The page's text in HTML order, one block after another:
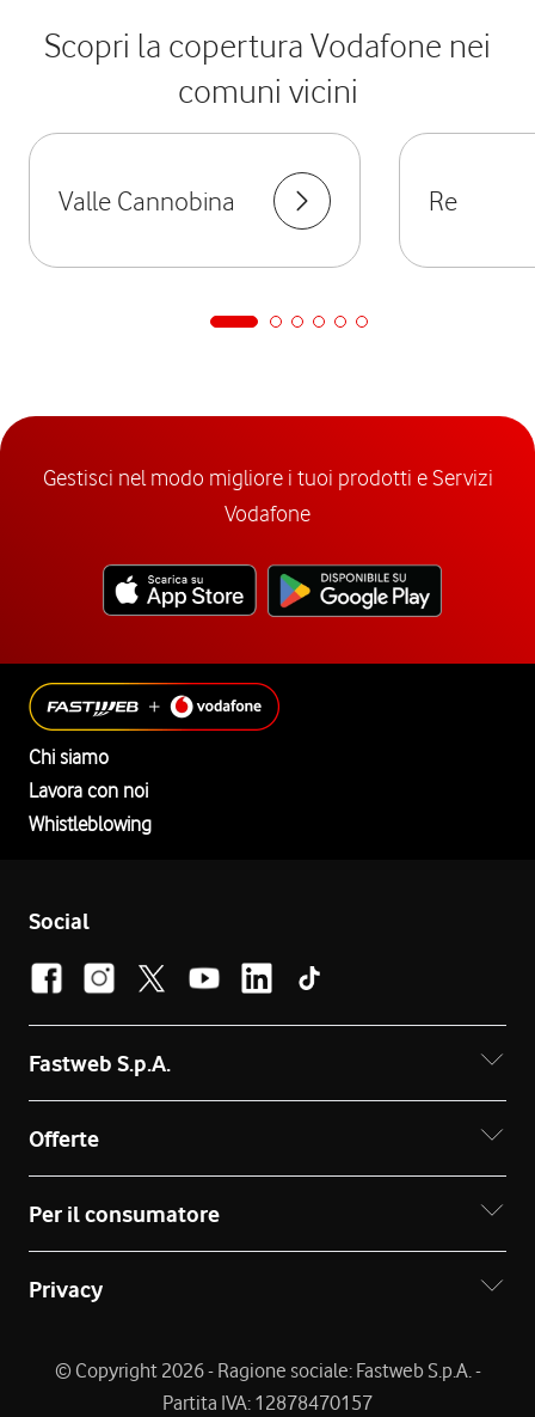
Scopri la copertura Vodafone nei
comuni vicini
Valle Cannobina Re
Gestisci nel modo migliore i tuoi prodotti e Servizi
Vodafone
Chi siamo
Lavora con noi
Whistleblowing
Social
Fastweb S.p.A.
Offerte
Per il consumatore
Privacy
© Copyright 2026 - Ragione sociale: Fastweb S.p.A. -
Partita IVA: 12878470157